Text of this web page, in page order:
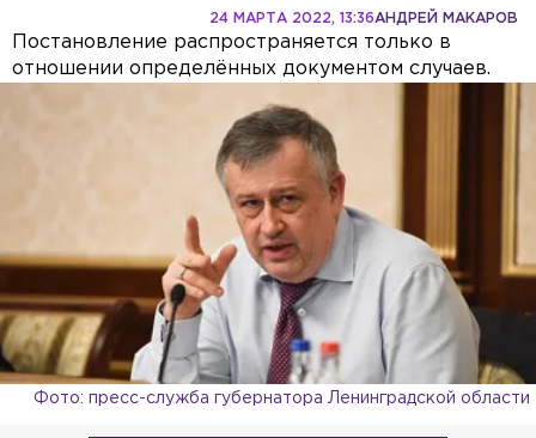
АНДРЕЙ МАКАРОВ
24 МАРТА 2022, 13:36
Постановление распространяется только в
отношении определённых документом случаев.
Фото: пресс-служба губернатора Ленинградской области